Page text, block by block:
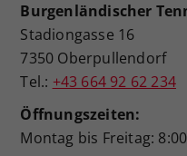
Burgenländischer
Stadiongasse 16
7350 Oberpullendorf
Tel.: +43 664 92 62 234
Öffnungszeiten:
Montag bis Freitag: